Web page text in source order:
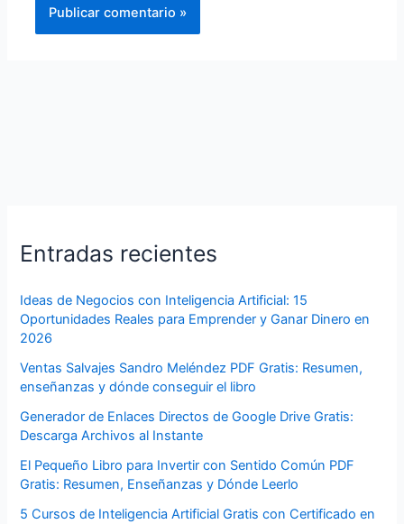
Entradas recientes
Ideas de Negocios con Inteligencia Artificial: 15
Oportunidades Reales para Emprender y Ganar Dinero en
2026
Ventas Salvajes Sandro Meléndez PDF Gratis: Resumen,
enseñanzas y dónde conseguir el libro
Generador de Enlaces Directos de Google Drive Gratis:
Descarga Archivos al Instante
El Pequeño Libro para Invertir con Sentido Común PDF
Gratis: Resumen, Enseñanzas y Dónde Leerlo
5 Cursos de Inteligencia Artificial Gratis con Certificado en